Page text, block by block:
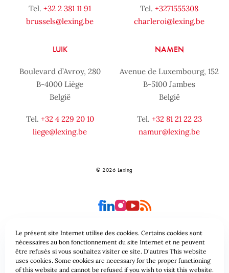
Tel. +32 2 381 11 91
brussels@lexing.be
Tel. +3271555308
charleroi@lexing.be
LUIK
Boulevard d’Avroy, 280
B-4000 Liège
België
Tel. +32 4 229 20 10
liege@lexing.be
NAMEN
Avenue de Luxembourg, 152
B-5100 Jambes
België
Tel. +32 81 21 22 23
namur@lexing.be
© 2026 Lexing
Site-overzicht Algemene voorwaarden
Le présent site Internet utilise des cookies. Certains cookies sont
nécessaires au bon fonctionnement du site Internet et ne peuvent
être refusés si vous souhaitez visiter ce site. D'autres This website
uses cookies. Some cookies are necessary for the proper functioning
of this website and cannot be refused if you wish to visit this website.